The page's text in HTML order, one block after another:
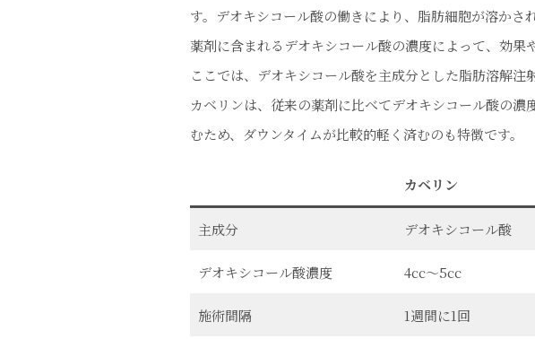
す。デオキシコール酸の働きにより、脂肪細胞が溶かさ
薬剤に含まれるデオキシコール酸の濃度によって、効果
ここでは、デオキシコール酸を主成分とした脂肪溶解
カベリンは、従来の薬剤に比べてデオキシコール酸の
むため、ダウンタイムが比較的軽く済むのも特徴です。
カベリン
主成分 デオキシコール酸
デオキシコール酸濃度 4cc〜5cc
施術間隔 1週間に1回